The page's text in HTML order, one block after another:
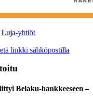
Luja-yhtiöt
linkki sähköpostilla
Belaku-hankkeeseen –